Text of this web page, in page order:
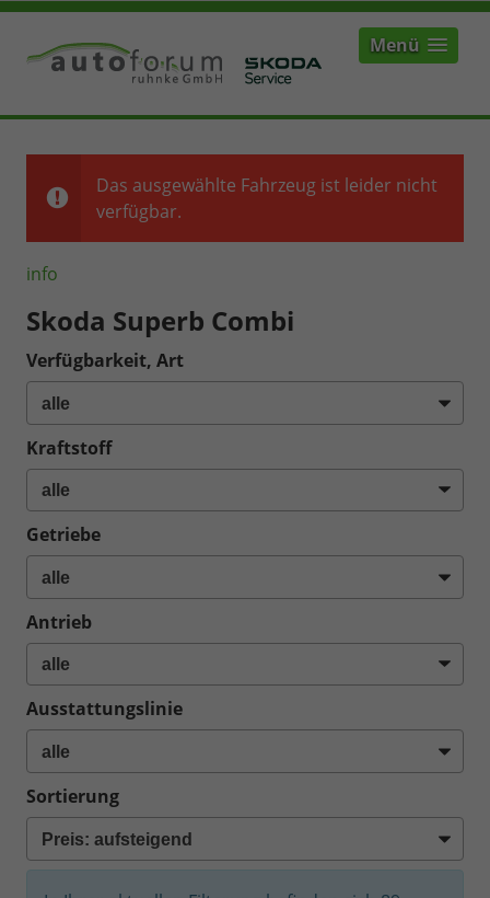
Menü
Das ausgewählte Fahrzeug ist leider nicht
verfügbar.
info
Skoda Superb Combi
Verfügbarkeit, Art
Kraftstoff
Getriebe
Antrieb
Ausstattungslinie
Sortierung